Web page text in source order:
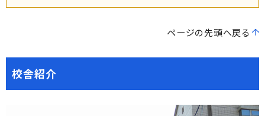
ページの先頭へ戻る
校舎紹介